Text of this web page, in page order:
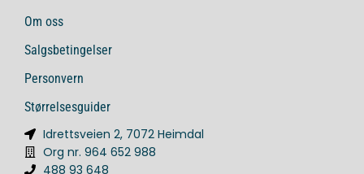
Om oss
Salgsbetingelser
Personvern
Størrelsesguider
Idrettsveien 2, 7072 Heimdal
Org nr. 964 652 988
488 93 648